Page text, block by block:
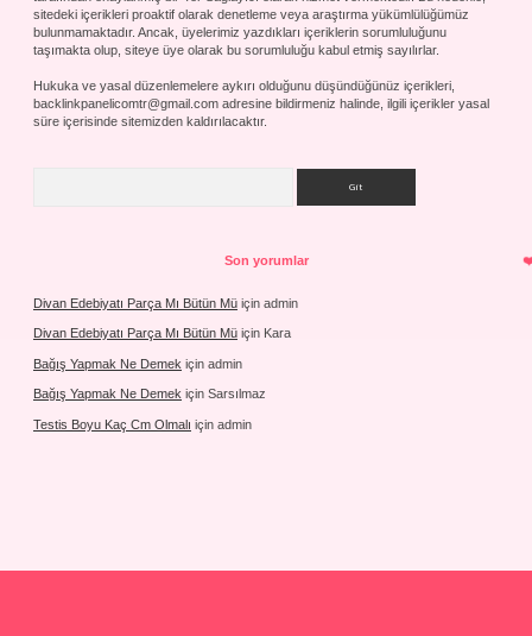
sitedeki içerikleri proaktif olarak denetleme veya araştırma yükümlülüğümüz
bulunmamaktadır. Ancak, üyelerimiz yazdıkları içeriklerin sorumluluğunu
taşımakta olup, siteye üye olarak bu sorumluluğu kabul etmiş sayılırlar.
Hukuka ve yasal düzenlemelere aykırı olduğunu düşündüğünüz içerikleri,
backlinkpanelicomtr@gmail.com adresine bildirmeniz halinde, ilgili içerikler yasal
süre içerisinde sitemizden kaldırılacaktır.
Son yorumlar
Divan Edebiyatı Parça Mı Bütün Mü için admin
Divan Edebiyatı Parça Mı Bütün Mü için Kara
Bağış Yapmak Ne Demek için admin
Bağış Yapmak Ne Demek için Sarsılmaz
Testis Boyu Kaç Cm Olmalı için admin